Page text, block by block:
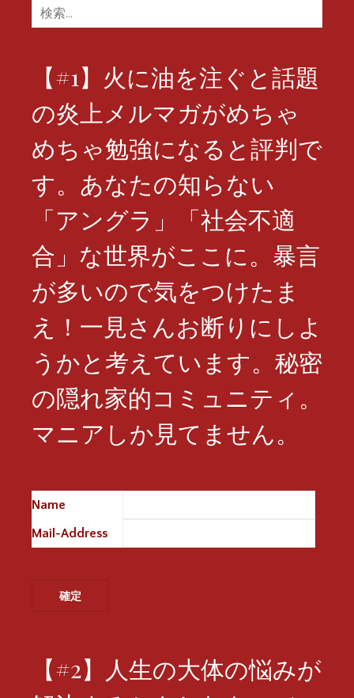
検
索:
【#1】火に油を注ぐと話題
の炎上メルマガがめちゃ
めちゃ勉強になると評判で
す。あなたの知らない
「アングラ」「社会不適
合」な世界がここに。暴言
が多いので気をつけたま
え！一見さんお断りにしよ
うかと考えています。秘密
の隠れ家的コミュニティ。
マニアしか見てません。
Name
Mail-Address
【#2】人生の大体の悩みが